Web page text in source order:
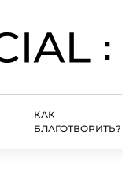
КАК
БЛАГОТВОРИТЬ?